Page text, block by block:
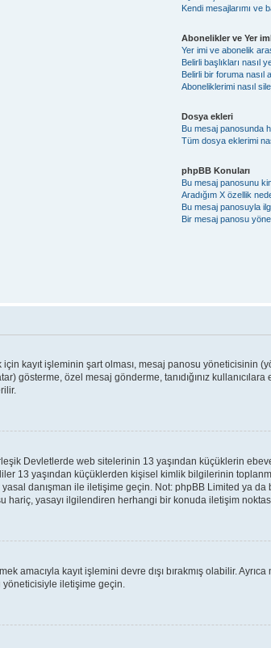
Kendi mesajlarımı ve
Abonelikler ve Yer
Yer imi ve abonelik
Belirli başlıkları nasıl
Belirli bir foruma nasıl
Aboneliklerimi nasıl
Dosya ekleri
Bu mesaj panosunda
Tüm dosya eklerimi
phpBB Konuları
Bu mesaj panosunu
Aradığım X özellik
Bu mesaj panosuyla
Bir mesaj panosu
kayıt işleminin şart olması, mesaj panosu yöneticisinin
gösterme, özel mesaj gönderme, tanıdığınız
Devletlerde web sitelerinin 13 yaşından küçüklerin
13 yaşından küçüklerden kişisel kimlik bilgilerinin
danışman ile iletişime geçin. Not: phpBB Limited ya
yasayı ilgilendiren herhangi bir konuda iletişim
amacıyla kayıt işlemini devre dışı bırakmış olabilir.
iletişime geçin.